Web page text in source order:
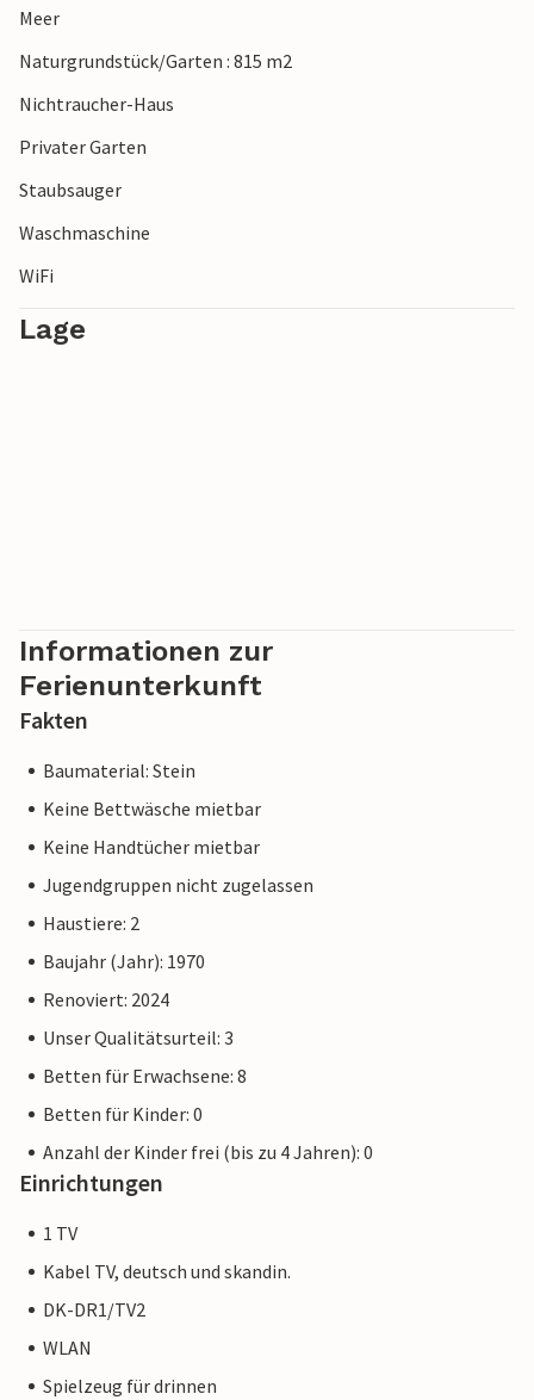
schwingen und die Wellen bezwingen können.
Meer
Naturgrundstück/Garten : 815 m2
Nichtraucher-Haus
Privater Garten
Staubsauger
Waschmaschine
WiFi
Lage
Informationen zur
Ferienunterkunft
Fakten
Baumaterial: Stein
Keine Bettwäsche mietbar
Keine Handtücher mietbar
Jugendgruppen nicht zugelassen
Haustiere: 2
Baujahr (Jahr): 1970
Renoviert: 2024
Unser Qualitätsurteil: 3
Betten für Erwachsene: 8
Betten für Kinder: 0
Anzahl der Kinder frei (bis zu 4 Jahren): 0
Einrichtungen
1 TV
Kabel TV, deutsch und skandin.
DK-DR1/TV2
WLAN
Spielzeug für drinnen